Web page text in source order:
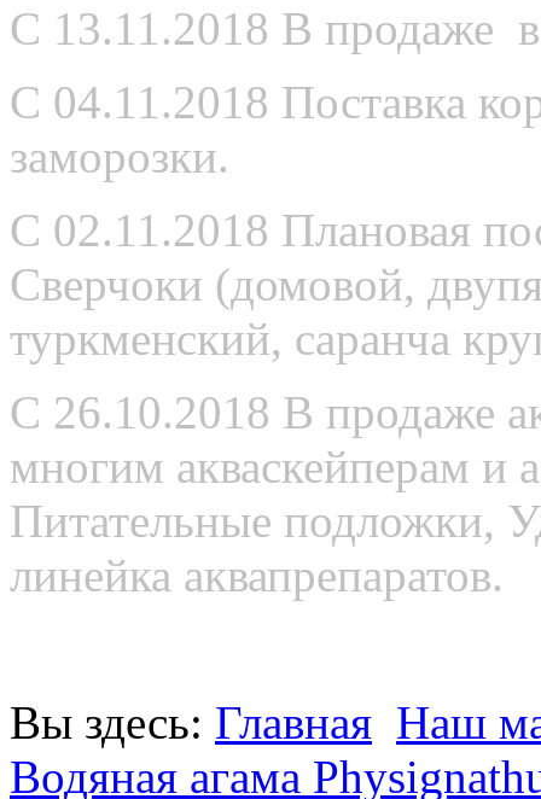
С 13.11.2018 В продаже
С 04.11.2018 Поставка
заморозки.
С 02.11.2018 Плановая
Сверчоки (домовой,
туркменский, саранча
С 26.10.2018 В продаже
многим акваскейперам и
Питательные подложки,
линейка аквапрепаратов.
Вы здесь: Главная Наш
Водяная агама